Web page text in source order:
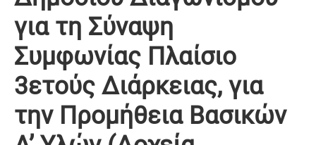
για τη Σύναψη
Συμφωνίας Πλαίσιο
3ετούς Διάρκειας, για
την Προμήθεια Βασικών